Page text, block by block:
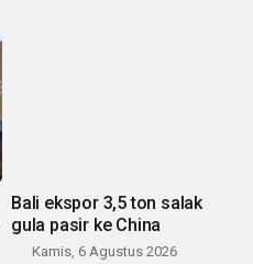
Bali ekspor 3,5 ton salak
gula pasir ke China
Kamis, 6 Agustus 2026